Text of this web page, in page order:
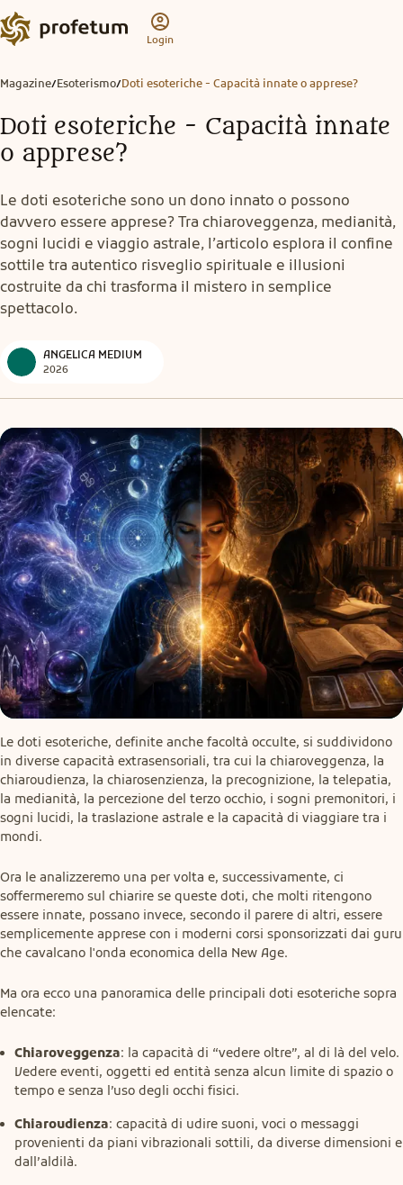
Login
Magazine/Esoterismo/Doti esoteriche - Capacità innate o apprese?
Doti esoteriche - Capacità innate
o apprese?
Le doti esoteriche sono un dono innato o possono
davvero essere apprese? Tra chiaroveggenza, medianità,
sogni lucidi e viaggio astrale, l’articolo esplora il confine
sottile tra autentico risveglio spirituale e illusioni
costruite da chi trasforma il mistero in semplice
spettacolo.
ANGELICA MEDIUM
2026
Le doti esoteriche, definite anche facoltà occulte, si suddividono
in diverse capacità extrasensoriali, tra cui la chiaroveggenza, la
chiaroudienza, la chiarosenzienza, la precognizione, la telepatia,
la medianità, la percezione del terzo occhio, i sogni premonitori, i
sogni lucidi, la traslazione astrale e la capacità di viaggiare tra i
mondi.
Ora le analizzeremo una per volta e, successivamente, ci
soffermeremo sul chiarire se queste doti, che molti ritengono
essere innate, possano invece, secondo il parere di altri, essere
semplicemente apprese con i moderni corsi sponsorizzati dai guru
che cavalcano l'onda economica della New Age.
Ma ora ecco una panoramica delle principali doti esoteriche sopra
elencate:
Chiaroveggenza: la capacità di “vedere oltre”, al di là del velo.
Vedere eventi, oggetti ed entità senza alcun limite di spazio o
tempo e senza l’uso degli occhi fisici.
Chiaroudienza: capacità di udire suoni, voci o messaggi
provenienti da piani vibrazionali sottili, da diverse dimensioni e
dall’aldilà.